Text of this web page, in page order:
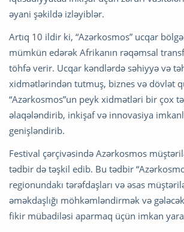
əyani şəkildə izləyiblər.
Artıq 10 ildir ki, “Azərkosmos” ucqar
mümkün edərək Afrikanın rəqəmsal
töhfə verir. Ucqar kəndlərdə səhiyyə və
xidmətlərindən tutmuş, biznes və dövlət
“Azərkosmos”un peyk xidmətləri bir çox
əlaqələndirib, inkişaf və innovasiya
genişləndirib.
Festival çərçivəsində Azərkosmos
tədbir də təşkil edib. Bu tədbir
regionundakı tərəfdaşları və əsas
əməkdaşlığı möhkəmləndirmək və
fikir mübadiləsi aparmaq üçün imkan